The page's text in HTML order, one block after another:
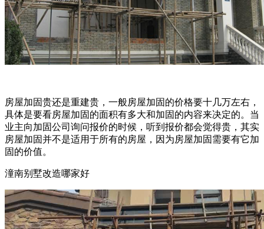
房屋加固贵还是重建贵，一般房屋加固的价格要十几万左右，
具体是要看房屋加固的面积有多大和加固的内容来决定的。当
业主向加固公司询问报价的时候，听到报价都会觉得贵，其实
房屋加固并不是适用于所有的房屋，因为房屋加固需要有它加
固的价值。
潼南别墅改造哪家好